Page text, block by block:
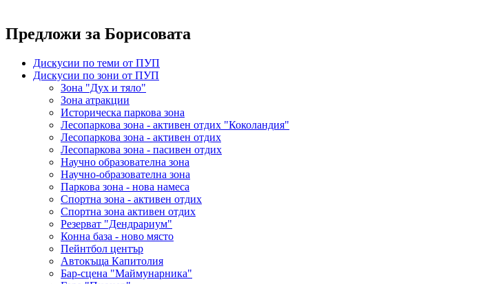
Предложи за Борисовата
Дискусии по теми от ПУП
Дискусии по зони от ПУП
Зона "Дух и тяло"
Зона атракции
Историческа паркова зона
Лесопаркова зона - активен отдих "Коколандия"
Лесопаркова зона - активен отдих
Лесопаркова зона - пасивен отдих
Научно образователна зона
Научно-образователна зона
Паркова зона - нова намеса
Спортна зона - активен отдих
Спортна зона активен отдих
Резерват "Дендрариум"
Конна база - ново място
Пейнтбол център
Автокъща Капитолия
Бар-сцена "Маймунарника"